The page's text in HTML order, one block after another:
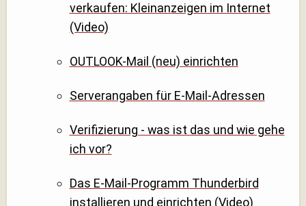
verkaufen: Kleinanzeigen im Internet
(Video)
OUTLOOK-Mail (neu) einrichten
Serverangaben für E-Mail-Adressen
Verifizierung - was ist das und wie gehe
ich vor?
Das E-Mail-Programm Thunderbird
installieren und einrichten (Video)